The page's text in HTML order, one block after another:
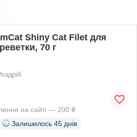
Shiny Cat Filet для
70 г
на сайті — 200 ₴
Залишилось 45 днів